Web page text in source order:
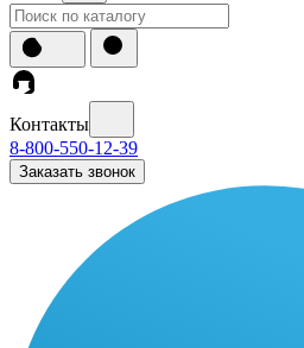
Контакты
8-800-550-12-39
Заказать звонок